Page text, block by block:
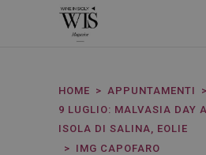
HOME
APPUNTAMENTI
9 LUGLIO: MALVASIA DAY
ISOLA DI SALINA, EOLIE
IMG CAPOFARO